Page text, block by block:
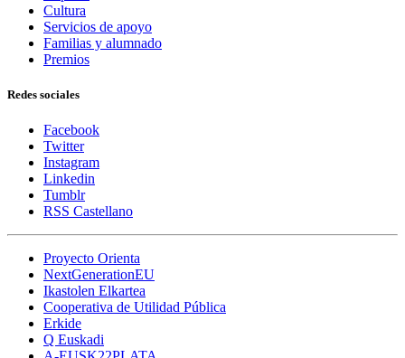
Cultura
Servicios de apoyo
Familias y alumnado
Premios
Redes sociales
Facebook
Twitter
Instagram
Linkedin
Tumblr
RSS Castellano
Proyecto Orienta
NextGenerationEU
Ikastolen Elkartea
Cooperativa de Utilidad Pública
Erkide
Q Euskadi